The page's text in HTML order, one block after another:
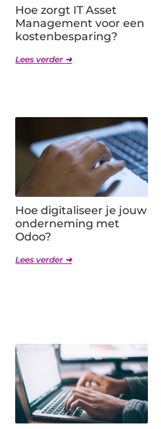
Hoe zorgt IT Asset
Management voor een
kostenbesparing?
Lees verder ➜
Hoe digitaliseer je jouw
onderneming met
Odoo?
Lees verder ➜